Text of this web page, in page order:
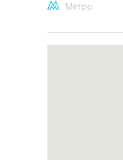
Метро